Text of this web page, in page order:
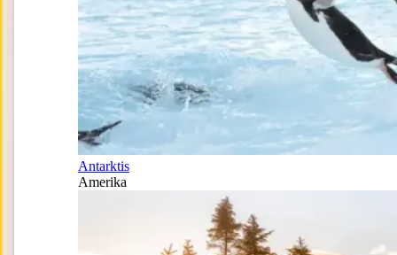
Antarktis
Amerika